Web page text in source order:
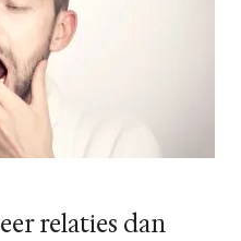
relaties dan